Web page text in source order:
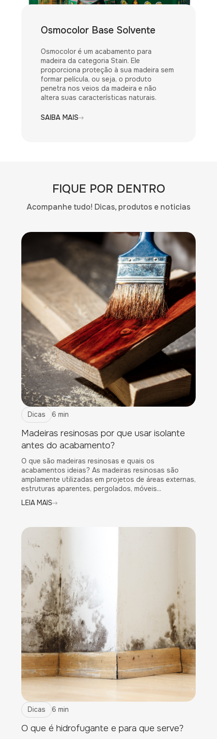
Osmocolor Base Solvente
Osmocolor é um acabamento para
madeira da categoria Stain. Ele
proporciona proteção à sua madeira sem
formar película, ou seja, o produto
penetra nos veios da madeira e não
altera suas características naturais.
SAIBA MAIS
FIQUE POR DENTRO
Acompanhe tudo! Dicas, produtos e noticias
Dicas 6 min
Madeiras resinosas por que usar isolante
antes do acabamento?
O que são madeiras resinosas e quais os
acabamentos ideias? As madeiras resinosas são
amplamente utilizadas em projetos de áreas externas,
estruturas aparentes, pergolados, móveis...
LEIA MAIS
Dicas 6 min
O que é hidrofugante e para que serve?